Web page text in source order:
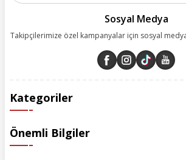
Sosyal Medya
Takipçilerimize özel kampanyalar için sosyal
Kategoriler
Önemli Bilgiler